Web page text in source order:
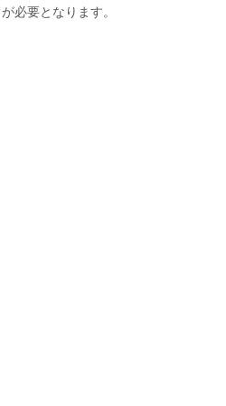
必要となります。